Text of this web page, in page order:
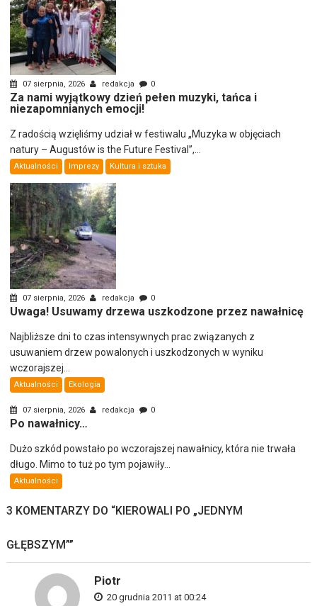
07 sierpnia, 2026 redakcja 0
Za nami wyjątkowy dzień pełen muzyki, tańca i
niezapomnianych emocji!
Z radością wzięliśmy udział w festiwalu „Muzyka w objęciach
natury – Augustów is the Future Festival”,...
Aktualności Imprezy Kultura i sztuka
07 sierpnia, 2026 redakcja 0
Uwaga! Usuwamy drzewa uszkodzone przez nawałnicę
Najbliższe dni to czas intensywnych prac związanych z
usuwaniem drzew powalonych i uszkodzonych w wyniku
wczorajszej...
Aktualności Ekologia
07 sierpnia, 2026 redakcja 0
Po nawałnicy…
Dużo szkód powstało po wczorajszej nawałnicy, która nie trwała
długo. Mimo to tuż po tym pojawiły...
Aktualności
3 KOMENTARZY DO “KIEROWALI PO „JEDNYM
GŁĘBSZYM””
Piotr
20 grudnia 2011 at 00:24